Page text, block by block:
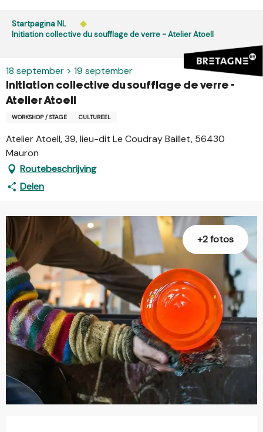
contenu
Startpagina NL
Initiation collective du soufflage de verre - Atelier Atoell
18 september > 19 september
Initiation collective du soufflage de verre -
Atelier Atoell
WORKSHOP / STAGE CULTUREEL
Atelier Atoell, 39, lieu-dit Le Coudray Baillet, 56430
Mauron
Routebeschrijving
Delen
+2 fotos